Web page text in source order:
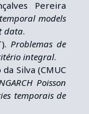
Pereira
models
data.
Problemas de
integral.
Silva (CMUC
Poisson
temporais de